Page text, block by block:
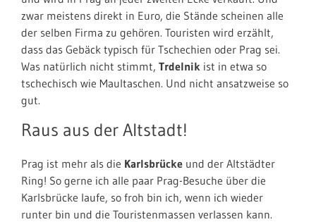
zwar meistens direkt in Euro, die Stände scheinen alle
der selben Firma zu gehören. Touristen wird erzählt,
dass das Gebäck typisch für Tschechien oder Prag sei.
Was natürlich nicht stimmt, Trdelnik ist in etwa so
tschechisch wie Maultaschen. Und nicht ansatzweise so
gut.
Raus aus der Altstadt!
Prag ist mehr als die Karlsbrücke und der Altstädter
Ring! So gerne ich alle paar Prag-Besuche über die
Karlsbrücke laufe, so froh bin ich, wenn ich wieder
runter bin und die Touristenmassen verlassen kann.